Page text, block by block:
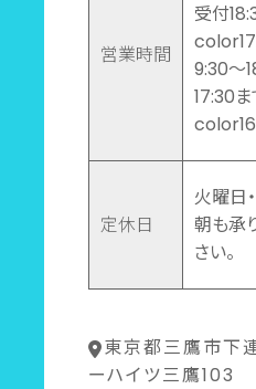
営業時間
受付
9:30～
17:30
定休日
火曜日
朝も承
さい。
東京都三鷹市下
ーハイツ三鷹103